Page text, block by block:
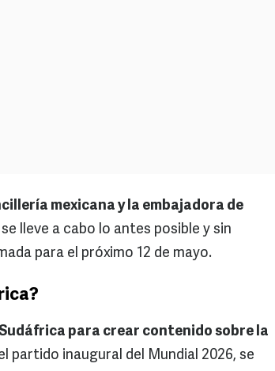
mexicana y la embajadora de
lleve a cabo lo antes posible y sin
para el próximo 12 de mayo.
para crear contenido sobre la
partido inaugural del Mundial 2026, se